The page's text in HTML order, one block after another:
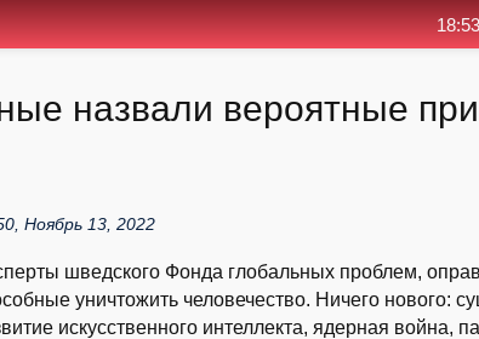
назвали вероятные
Ноябрь 13, 2022
шведского Фонда глобальных проблем,
уничтожить человечество. Ничего нового:
искусственного интеллекта, ядерная война,